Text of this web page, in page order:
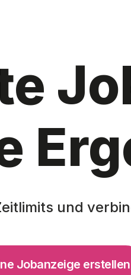
und
Jobanzeige erstellen